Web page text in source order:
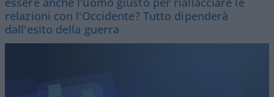
relazioni con l'Occidente? Tutto dipenderà
dall'esito della guerra